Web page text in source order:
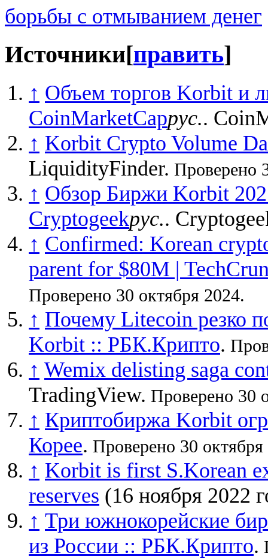
борьбы с отмыванием денег
Источники[править]
↑ Объем торгов Korbit и
CoinMarketCapрус..
↑ Korbit Crypto Volume
LiquidityFinder. Проверено
↑ Обзор Биржи Korbit
Cryptogeekрус..
↑ Confirmed: Korean
parent for $80M |
Проверено 30 октября 2024.
↑ Почему Litecoin резко
Korbit :: РБК.Крипто.
↑ Wemix delisting saga
TradingView. Проверено 30
↑ Криптобиржа Korbit
Корее. Проверено 30
↑ Korbit is first S.Korean
reserves (16 ноября 2022
↑ Три южнокорейские
из России :: РБК.Крипто.